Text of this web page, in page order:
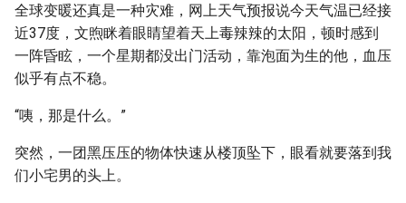
全球变暖还真是一种灾难，网上天气预报说今天气温已经接
近37度，文煦眯着眼睛望着天上毒辣辣的太阳，顿时感到
一阵昏眩，一个星期都没出门活动，靠泡面为生的他，血压
似乎有点不稳。
“咦，那是什么。”
突然，一团黑压压的物体快速从楼顶坠下，眼看就要落到我
们小宅男的头上。